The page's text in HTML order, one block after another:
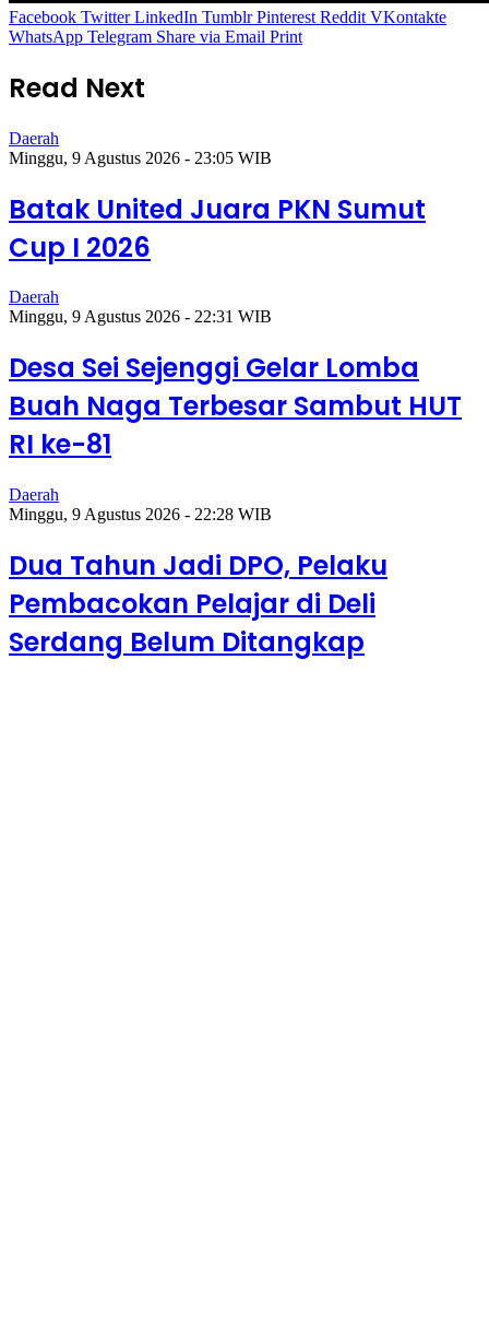
Facebook Twitter LinkedIn Tumblr Pinterest Reddit VKontakte
WhatsApp Telegram Share via Email Print
Read Next
Daerah
Minggu, 9 Agustus 2026 - 23:05 WIB
Batak United Juara PKN Sumut
Cup I 2026
Daerah
Minggu, 9 Agustus 2026 - 22:31 WIB
Desa Sei Sejenggi Gelar Lomba
Buah Naga Terbesar Sambut HUT
RI ke-81
Daerah
Minggu, 9 Agustus 2026 - 22:28 WIB
Dua Tahun Jadi DPO, Pelaku
Pembacokan Pelajar di Deli
Serdang Belum Ditangkap